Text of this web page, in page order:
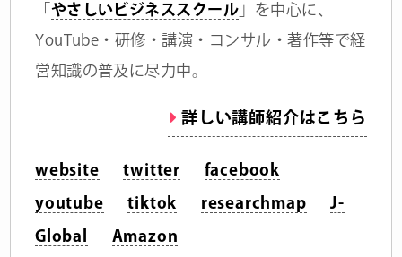
やさしいビジネススクール 」を中心に、
YouTube・研修・講演・コンサル・著作等で経
営知識の普及に尽力中。
詳しい講師紹介はこちら
website twitter facebook
youtube tiktok researchmap J-
Global Amazon